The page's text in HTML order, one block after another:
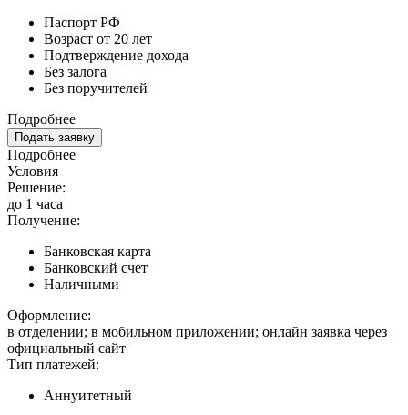
Паспорт РФ
Возраст от 20 лет
Подтверждение дохода
Без залога
Без поручителей
Подробнее
Подать заявку
Подробнее
Условия
Решение:
до 1 часа
Получение:
Банковская карта
Банковский счет
Наличными
Оформление:
в отделении; в мобильном приложении; онлайн заявка через
официальный сайт
Тип платежей:
Аннуитетный